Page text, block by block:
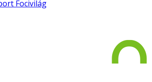
Focivilág